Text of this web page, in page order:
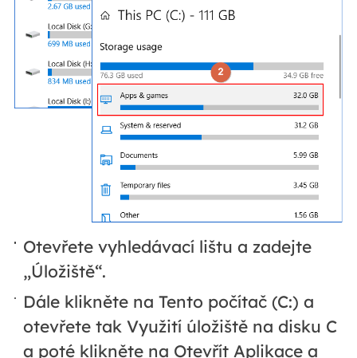
Otevřete vyhledávací lištu a zadejte
„Úložiště“.
Dále klikněte na Tento počítač (C:) a
otevřete tak Využití úložiště na disku C
a poté klikněte na Otevřít Aplikace a